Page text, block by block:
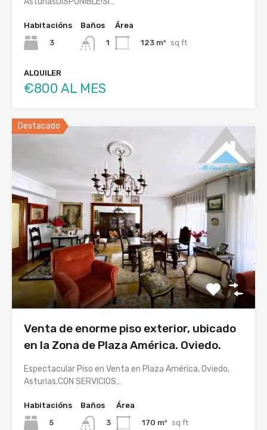
Habitacións
3
Baños
1
Área
123 m² sq ft
ALQUILER
€800 AL MES
Destacado
Venta de enorme piso exterior, ubicado
en la Zona de Plaza América. Oviedo.
Espectacular Piso en Venta en Plaza América, Oviedo,
Asturias.CON SERVICIOS…
Habitacións
5
Baños
3
Área
170 m² sq ft